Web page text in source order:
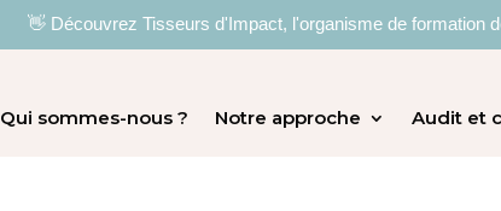
👋 Découvrez Tisseurs d'Impact, l'organisme de formation
Qui sommes-nous ? Notre approche Audit et